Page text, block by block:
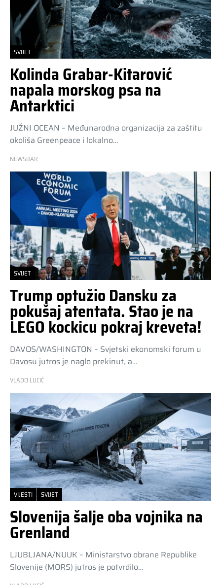
SVIJET
Kolinda Grabar-Kitarović
napala morskog psa na
Antarktici
JUŽNI OCEAN – Međunarodna organizacija za zaštitu
okoliša Greenpeace i lokalno…
NEWSBAR
SVIJET
Trump optužio Dansku za
pokušaj atentata. Stao je na
LEGO kockicu pokraj kreveta!
DAVOS/WASHINGTON – Svjetski ekonomski forum u
Davosu jutros je naglo prekinut, a…
VLADO LUCIĆ
VIJESTI SVIJET
Slovenija šalje oba vojnika na
Grenland
LJUBLJANA/NUUK – Ministarstvo obrane Republike
Slovenije (MORS) jutros je potvrdilo…